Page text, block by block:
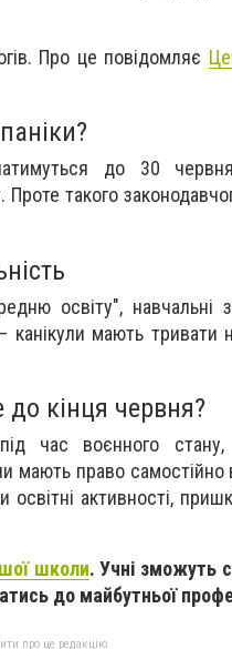
Про це повідомляє
до 30
такого
освіту", навчальні
канікули мають
кінця червня?
час воєнного стану,
мають право самостійно
активності,
школи. Учні зможуть
до майбутньої
про це редакцію